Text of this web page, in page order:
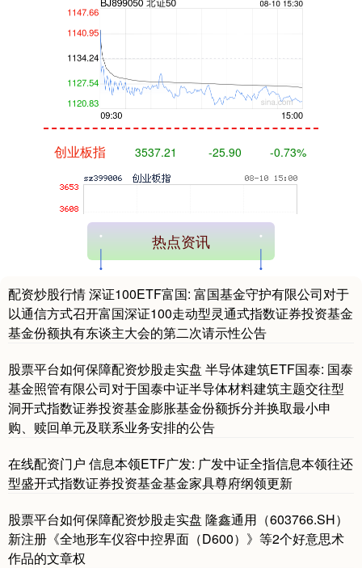
基金指数 7247.38 +5.28 +0.07%
国债指数 229.80 +0.11 +0.05%
热点资讯
配资炒股行情 深证100ETF富国: 富国基金守护有限公司对于
以通信方式召开富国深证100走动型灵通式指数证券投资基金
基金份额执有东谈主大会的第二次请示性公告
股票平台如何保障配资炒股走实盘 半导体建筑ETF国泰: 国泰
基金照管有限公司对于国泰中证半导体材料建筑主题交往型
洞开式指数证券投资基金膨胀基金份额拆分并换取最小申
购、赎回单元及联系业务安排的公告
在线配资门户 信息本领ETF广发: 广发中证全指信息本领往还
型盛开式指数证券投资基金基金家具尊府纲领更新
股票平台如何保障配资炒股走实盘 隆鑫通用（603766.SH）
新注册《全地形车仪容中控界面（D600）》等2个好意思术
作品的文章权